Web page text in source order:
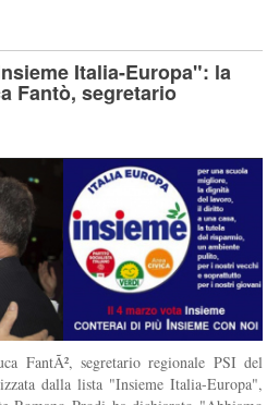
Italia-Europa": la
Fantò, segretario
FantÃ², segretario regionale PSI del
dalla lista "Insieme Italia-Europa",